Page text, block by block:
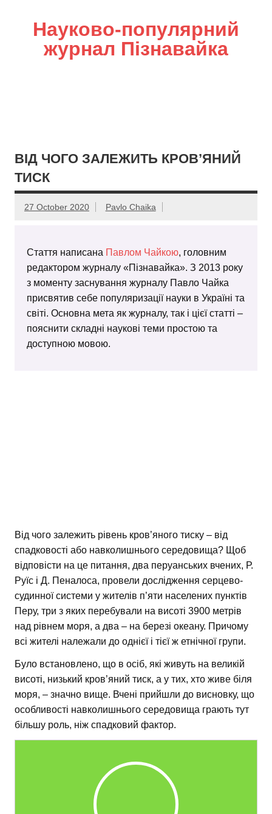
Науково-популярний
журнал Пізнавайка
ВІД ЧОГО ЗАЛЕЖИТЬ КРОВ’ЯНИЙ
ТИСК
27 October 2020 Pavlo Chaika
Стаття написана Павлом Чайкою, головним
редактором журналу «Пізнавайка». З 2013 року
з моменту заснування журналу Павло Чайка
присвятив себе популяризації науки в Україні та
світі. Основна мета як журналу, так і цієї статті –
пояснити складні наукові теми простою та
доступною мовою.
Від чого залежить рівень кров’яного тиску – від
спадковості або навколишнього середовища? Щоб
відповісти на це питання, два перуанських вчених, Р.
Руїс і Д. Пеналоса, провели дослідження серцево-
судинної системи у жителів п’яти населених пунктів
Перу, три з яких перебували на висоті 3900 метрів
над рівнем моря, а два – на березі океану. Причому
всі жителі належали до однієї і тієї ж етнічної групи.
Було встановлено, що в осіб, які живуть на великій
висоті, низький кров’яний тиск, а у тих, хто живе біля
моря, – значно вище. Вчені прийшли до висновку, що
особливості навколишнього середовища грають тут
більшу роль, ніж спадковий фактор.